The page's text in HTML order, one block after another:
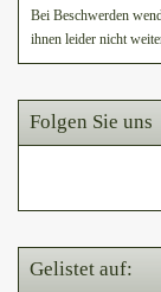
Bei Beschwerden
ihnen leider nicht
Folgen Sie uns
Gelistet auf: